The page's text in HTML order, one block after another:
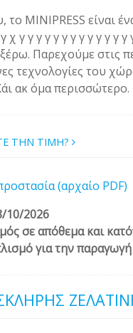
το MINIPRESS είναι
γ χ γ γ γ γ γ γ γ γ γ γ
Παρεχούμε στις
τεχνολογίες του
ακ όμα περισσώτερο.
ΤΗΝ ΤΙΜΗ?
(αρχαίο PDF)
10/2026
σε απόθεμα και
για την